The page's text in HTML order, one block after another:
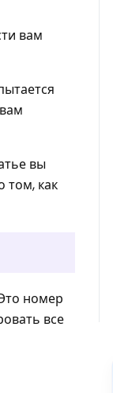
вам
вы
том, как
номер
все